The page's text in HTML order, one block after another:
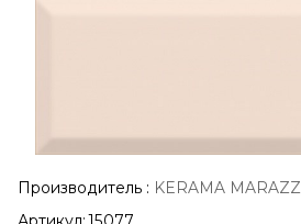
Производитель : KERAMA MARAZZI